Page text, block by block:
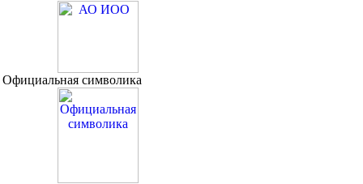
Официальная символика